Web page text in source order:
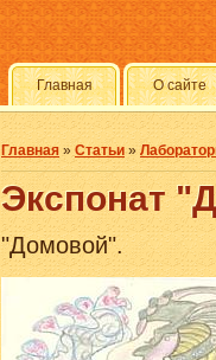
О сайте
Главная
Главная »Статьи»
Экспонат
"Домовой".